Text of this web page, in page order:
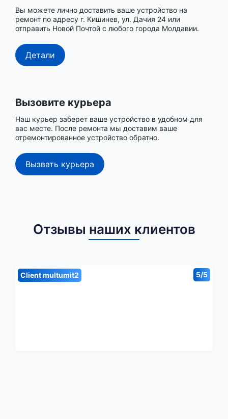
Вы можете лично доставить ваше устройство на
ремонт по адресу г. Кишинев, ул. Дачия 24 или
отправить Новой Почтой с любого города Молдавии.
Детали
Вызовите курьера
Наш курьер заберет ваше устройство в удобном для
вас месте. После ремонта мы доставим ваше
отремонтированное устройство обратно.
Вызвать курьера
Отзывы наших клиентов
Client multumit2 5/5